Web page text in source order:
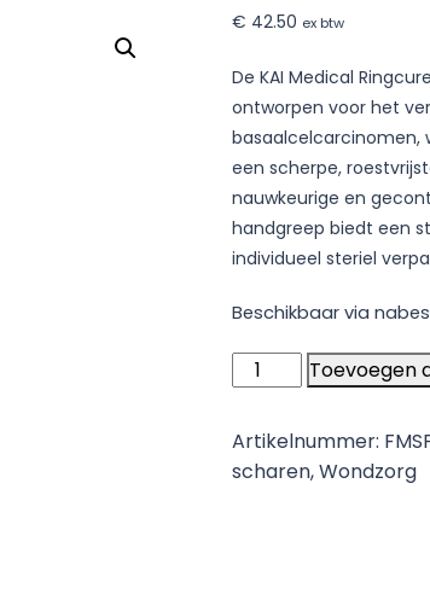
€ 42.50 ex btw
De KAI Medical
ontworpen voor het
basaalcelcarcinomen,
een scherpe,
nauwkeurige en
handgreep biedt een
individueel steriel
Beschikbaar via
KAI
Ringcurette
4.0mm
steriel
aantal
Toevoegen
Artikelnummer:
scharen,Wondzorg